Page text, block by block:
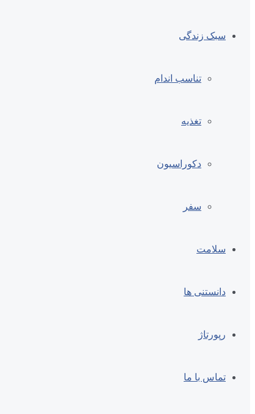
سبک زندگی
تناسب اندام
تغذیه
دکوراسیون
سفر
سلامت
دانستنی ها
رپورتاژ
تماس با ما